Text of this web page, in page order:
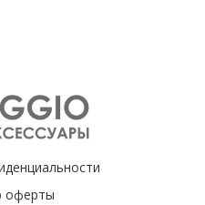
оферты